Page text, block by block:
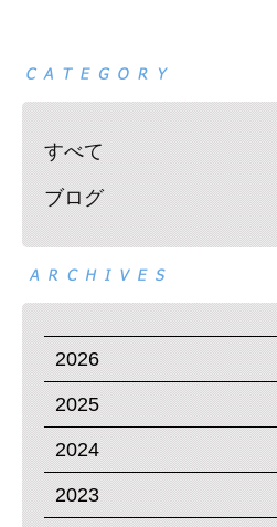
すべて
ブログ
2026
2025
2024
2023